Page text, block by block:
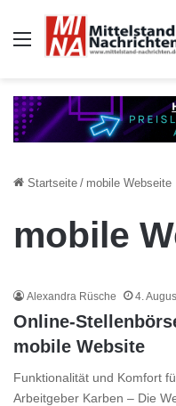
Auswahl
Startseite / mobile Webseite
mobile
Alexandra Rüsche 4.
Online-
mobile Website
Funktionalität und Komfort
Arbeitgeber Karben – Die